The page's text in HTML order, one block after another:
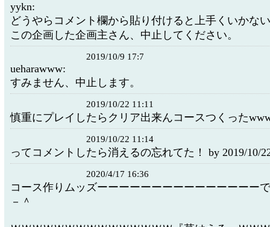
yykn:
どうやらコメント欄から貼り付けると上手くいかな
この企画した企画主さん、中止してください。
2019/10/9 17:7
ueharawww:
すみません、中止します。
2019/10/22 11:11
慎重にプレイしたらクリア出来んコースつくった
2019/10/22 11:14
ってコメントしたら消えるの忘れてた！ by 2019/10/
2020/4/17 16:36
コース作りムッズーーーーーーーーーーーーーーー
－＾